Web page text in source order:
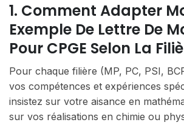
1. Comment Adapter
Exemple De Lettre De
Pour CPGE Selon La
Pour chaque filière (MP, PC, PSI,
vos compétences et expériences
insistez sur votre aisance en
sur vos réalisations en chimie ou